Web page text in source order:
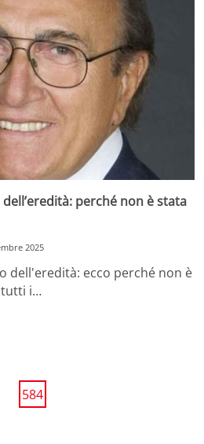
perché non è stata
2025
dell'eredità: ecco perché non è
tutti i…
584